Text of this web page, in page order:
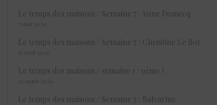
Le temps des maisons / Semaine 7 : Anne Domecq
7 mai 2020
Le temps des maisons / Semaine 5 : Christine Le Bot
21 avril 2020
Le temps des maisons / semaine 1 : 9ème !
22 mars 2020
Le temps des maisons / Semaine 5 : Balvarine